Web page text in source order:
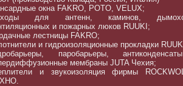
окна FAKRO, POTO, VELUX;
для антенн, каминов,
и пожарных люков RUUKI;
лестницы FAKRO;
и гидроизоляционные прокладки
паробарьеры,
мембраны JUTA Чехия;
и звукоизоляция фирмы